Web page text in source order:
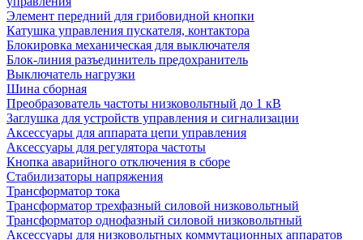
Элемент передний для грибовидной кнопки
Катушка управления пускателя, контактора
Блокировка механическая для выключателя
Блок-линия разъединитель предохранитель
Выключатель нагрузки
Шина сборная
Преобразователь частоты низковольтный до 1 кВ
Заглушка для устройств управления и сигнализации
Аксессуары для аппарата цепи управления
Аксессуары для регулятора частоты
Кнопка аварийного отключения в сборе
Стабилизаторы напряжения
Трансформатор тока
Трансформатор трехфазный силовой низковольтный
Трансформатор однофазный силовой низковольтный
Аксессуары для низковольтных коммутационных аппаратов